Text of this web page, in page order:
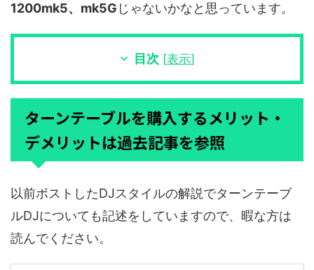
1200mk5、mk5G じゃないかなと思っています。
目次 [表示]
ターンテーブルを購入するメリット・
デメリットは過去記事を参照
以前ポストしたDJスタイルの解説でターンテーブ
ルDJについても記述をしていますので、暇な方は
読んでください。